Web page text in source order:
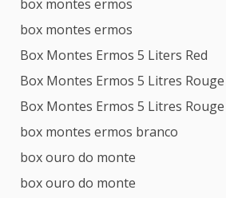
box montes ermos
box montes ermos
Box Montes Ermos 5 Liters Red
Box Montes Ermos 5 Litres Rouge
Box Montes Ermos 5 Litres Rouge
box montes ermos branco
box ouro do monte
box ouro do monte